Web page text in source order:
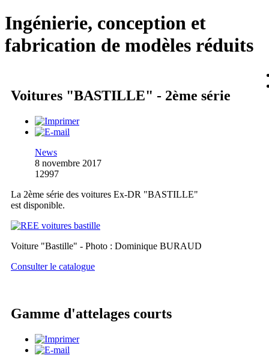
Ingénierie, conception et
fabrication de modèles réduits
Voitures "BASTILLE" - 2ème série
News
8 novembre 2017
12997
La 2ème série des voitures Ex-DR "BASTILLE"
est disponible.
Voiture "Bastille" - Photo : Dominique BURAUD
Consulter le catalogue
Gamme d'attelages courts